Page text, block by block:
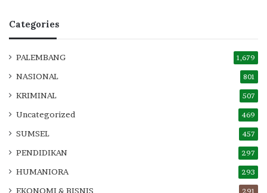
Categories
PALEMBANG 1,679
NASIONAL 801
KRIMINAL 507
Uncategorized 469
SUMSEL 457
PENDIDIKAN 297
HUMANIORA 293
EKONOMI & BISNIS